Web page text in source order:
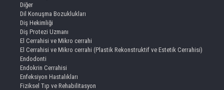
Diğer
Dil Konuşma Bozuklukları
Diş Hekimliği
Diş Protezi Uzmanı
El Cerrahisi ve Mikro cerrahi
El Cerrahisi ve Mikro cerrahi (Plastik Rekonstruktif ve Estetik Cerrahisi)
Endodonti
Endokrin Cerrahisi
Enfeksiyon Hastalıkları
Fiziksel Tıp ve Rehabilitasyon